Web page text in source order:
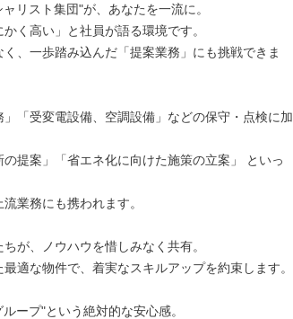
リスト集団"が、あなたを一流に。
く高い」と社員が語る環境です。
、一歩踏み込んだ「提案業務」にも挑戦できま
「受変電設備、空調設備」などの保守・点検に加
の提案」「省エネ化に向けた施策の立案」 といっ
業務にも携われます。
が、ノウハウを惜しみなく共有。
適な物件で、着実なスキルアップを約束します。
ープ"という絶対的な安心感。